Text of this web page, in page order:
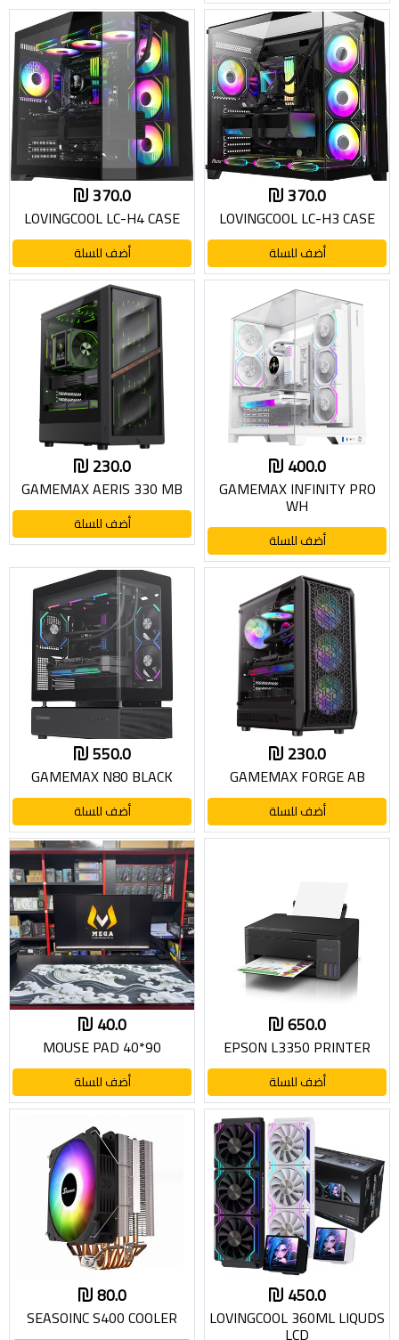
370.0
LOVINGCOOL LC-H3 CASE
أضف للسلة
370.0
LOVINGCOOL LC-H4 CASE
أضف للسلة
400.0
GAMEMAX INFINITY PRO
WH
أضف للسلة
230.0
GAMEMAX AERIS 330 MB
أضف للسلة
230.0
GAMEMAX FORGE AB
أضف للسلة
550.0
GAMEMAX N80 BLACK
أضف للسلة
650.0
EPSON L3350 PRINTER
أضف للسلة
40.0
MOUSE PAD 40*90
أضف للسلة
450.0
LOVINGCOOL 360ML LIQUDS
80.0
SEASOINC S400 COOLER